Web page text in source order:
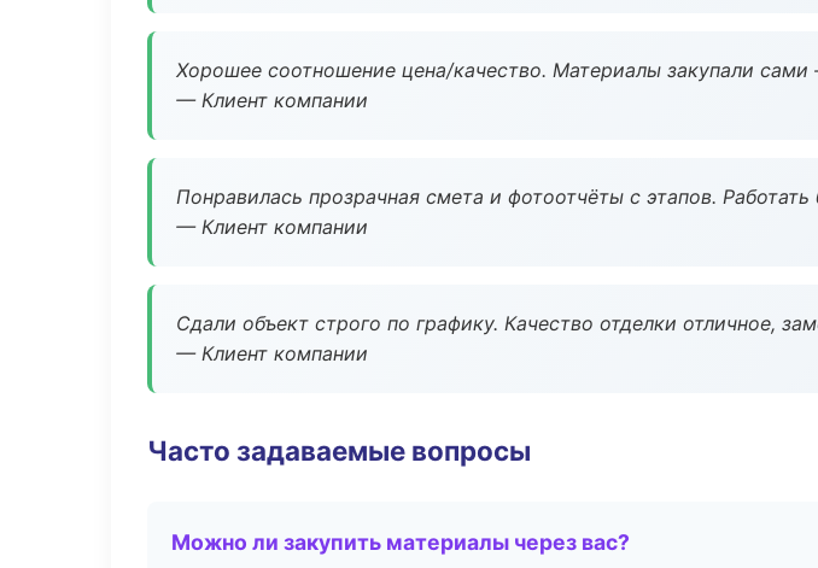
Хорошее соотношение цена/качество. Материалы закупали
— Клиент компании
Понравилась прозрачная смета и фотоотчёты с этапов.
— Клиент компании
Сдали объект строго по графику. Качество отделки отличное,
— Клиент компании
Часто задаваемые вопросы
Можно ли закупить материалы через вас?